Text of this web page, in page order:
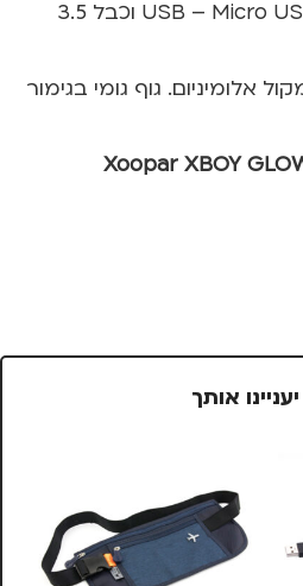
מגיע עם כבל טעינה USB – Micro USB וכבל 3.5
אלומיניום. גוף גומי בגימור
Xoopar XBOY
אותך